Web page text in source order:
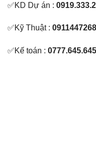
✅KD Dự án :
✅Kỹ Thuật :
✅Kế toán :